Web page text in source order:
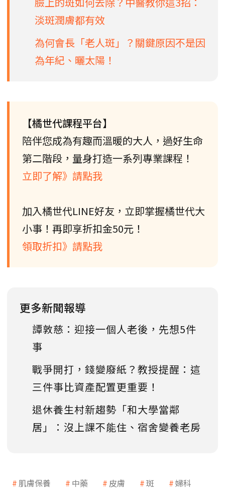
淡斑潤膚都有效
為何會長「老人斑」？關鍵原因不是因
為年紀、曬太陽！
【橘世代課程平台】
陪伴您成為有趣而溫暖的大人，過好生命
第二階段，量身打造一系列專業課程！
立即了解》請點我
加入橘世代LINE好友，立即掌握橘世代大
小事！再即享折扣金50元！
領取折扣》請點我
更多新聞報導
譚敦慈：迎接一個人老後，先想5件
事
戰爭開打，錢變廢紙？教授提醒：這
三件事比資產配置更重要！
退休養生村新趨勢「和大學當鄰
居」：沒上課不能住、宿舍變養老房
肌膚保養 中藥 皮膚 斑
婦科